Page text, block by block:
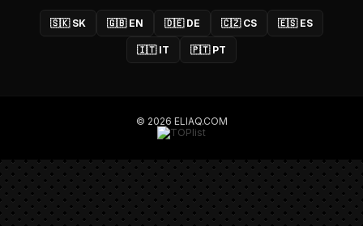
🇸🇰 SK 🇬🇧 EN 🇩🇪 DE 🇨🇿 CS 🇪🇸 ES
🇮🇹 IT 🇵🇹 PT
© 2026 ELIAQ.COM